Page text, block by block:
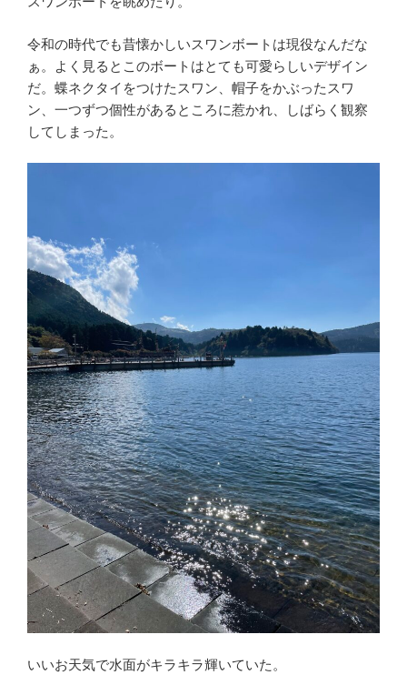
令和の時代でも昔懐かしいスワンボートは現役なんだな
ぁ。よく見るとこのボートはとても可愛らしいデザイン
だ。蝶ネクタイをつけたスワン、帽子をかぶったスワ
ン、一つずつ個性があるところに惹かれ、しばらく観察
してしまった。
いいお天気で水面がキラキラ輝いていた。